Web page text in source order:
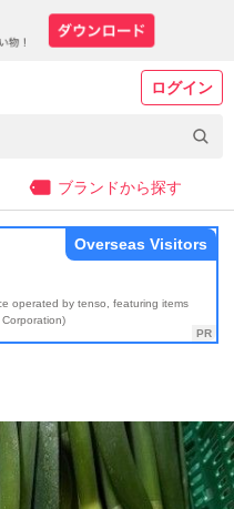
ログイン
ブランドから探す
operated by tenso, featuring items
Overseas Visitors